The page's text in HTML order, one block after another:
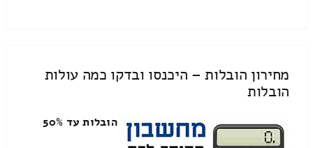
מחירון הובלות – היכנסו ובדקו כמה עולות
הובלות
הובלות עד 50%